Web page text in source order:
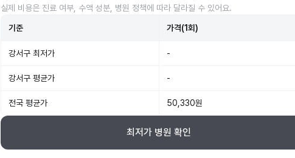
실제 비용은 진료 여부, 수액 성분, 병원 정책에 따라 달라질 수 있어요.
기준 가격(1회)
강서구 최저가 -
강서구 평균가 -
전국 평균가 50,330원
최저가 병원 확인